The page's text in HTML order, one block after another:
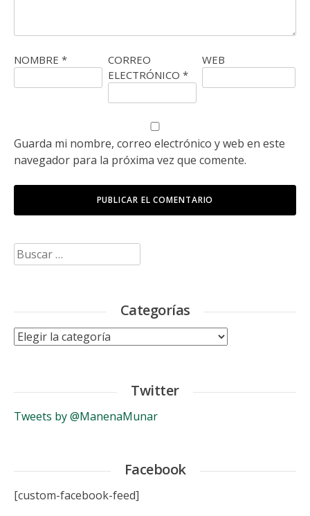
NOMBRE *
CORREO
ELECTRÓNICO *
WEB
Guarda mi nombre, correo electrónico y web en este
navegador para la próxima vez que comente.
Buscar:
Categorías
Categorías
Twitter
Tweets by @ManenaMunar
Facebook
[custom-facebook-feed]